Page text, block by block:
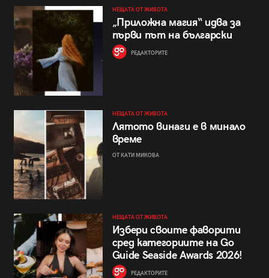
НЕЩАТА ОТ ЖИВОТА
„Приложна магия“ идва за
първи път на български
РЕДАКТОРИТЕ
НЕЩАТА ОТ ЖИВОТА
Лятото винаги е в минало
време
ОТ КАТИ МИКОВА
НЕЩАТА ОТ ЖИВОТА
Избери своите фаворити
сред категориите на Go
Guide Seaside Awards 2026!
РЕДАКТОРИТЕ